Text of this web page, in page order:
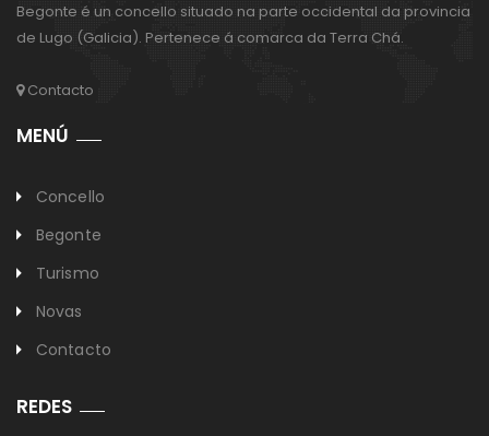
Begonte é un concello situado na parte occidental da provincia
de Lugo (Galicia). Pertenece á comarca da Terra Chá.
Contacto
MENÚ
Concello
Begonte
Turismo
Novas
Contacto
REDES